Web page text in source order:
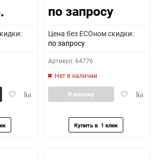
ДобавитьДобавить
по запросу
Цена без ECOном скидки:
по запросу
Артикул: 64776
Нет в наличии
Добавить
В корзину